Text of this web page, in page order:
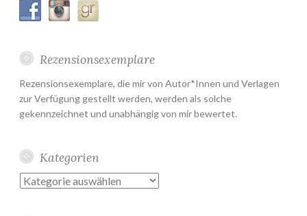
Rezensionsexemplare
Rezensionsexemplare, die mir von Autor*Innen und Verlagen
zur Verfügung gestellt werden, werden als solche
gekennzeichnet und unabhängig von mir bewertet.
Kategorien
Kategorien